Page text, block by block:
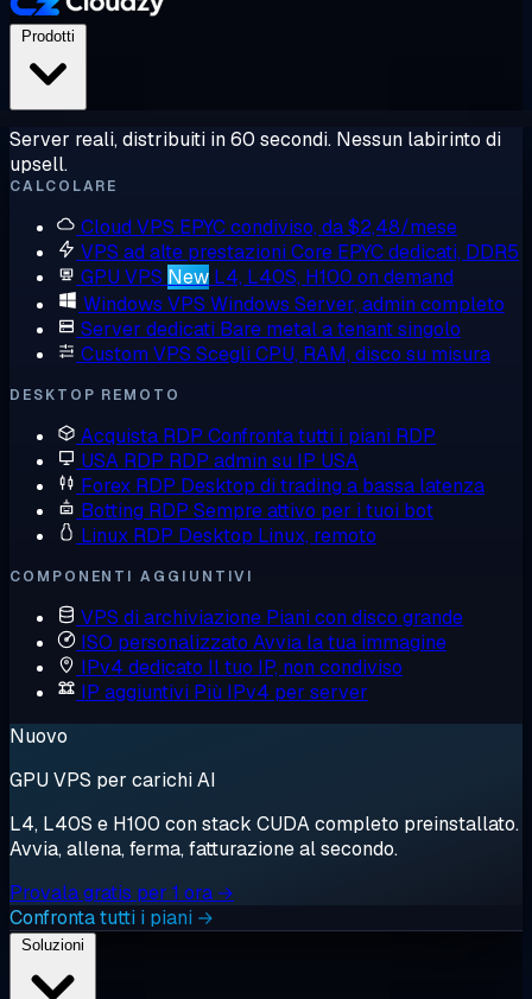
Server reali, distribuiti in 60 secondi. Nessun labirinto di
upsell.
CALCOLARE
Cloud VPS EPYC condiviso, da $2,48/mese
VPS ad alte prestazioni Core EPYC dedicati, DDR5
GPU VPS New L4, L40S, H100 on demand
Windows VPS Windows Server, admin completo
Server dedicati Bare metal a tenant singolo
Custom VPS Scegli CPU, RAM, disco su misura
DESKTOP REMOTO
Acquista RDP Confronta tutti i piani RDP
USA RDP RDP admin su IP USA
Forex RDP Desktop di trading a bassa latenza
Botting RDP Sempre attivo per i tuoi bot
Linux RDP Desktop Linux, remoto
COMPONENTI AGGIUNTIVI
VPS di archiviazione Piani con disco grande
ISO personalizzato Avvia la tua immagine
IPv4 dedicato Il tuo IP, non condiviso
IP aggiuntivi Più IPv4 per server
Nuovo
GPU VPS per carichi AI
L4, L40S e H100 con stack CUDA completo preinstallato.
Avvia, allena, ferma, fatturazione al secondo.
Provala gratis per 1 ora →
Confronta tutti i piani →